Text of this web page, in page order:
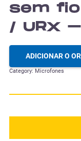
sem
/ URX
ADICIONAR O
Category: Microfones